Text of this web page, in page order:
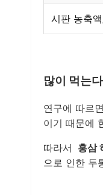
시판 농축
많이 먹는
연구에 따르면
이기 때문에
따라서 홍삼
으로 인한 두